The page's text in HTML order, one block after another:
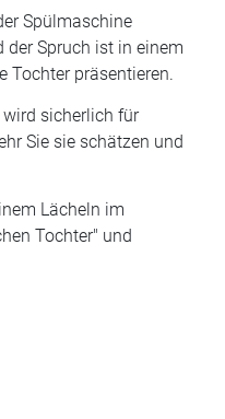
Spülmaschine
Spruch ist in einem
Tochter präsentieren.
wird sicherlich für
Sie sie schätzen und
Lächeln im
Tochter" und